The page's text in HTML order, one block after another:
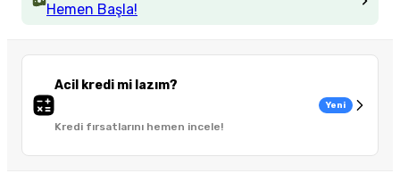
Hemen Başla!
Acil kredi mi lazım?
Kredi fırsatlarını hemen incele!
Yeni